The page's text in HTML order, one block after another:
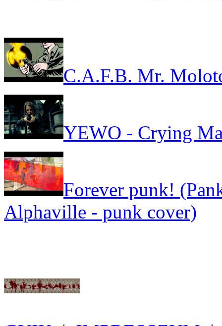
C.A.F.B. Mr.
YEWO - Crying
Forever punk!
Alphaville - punk cover)